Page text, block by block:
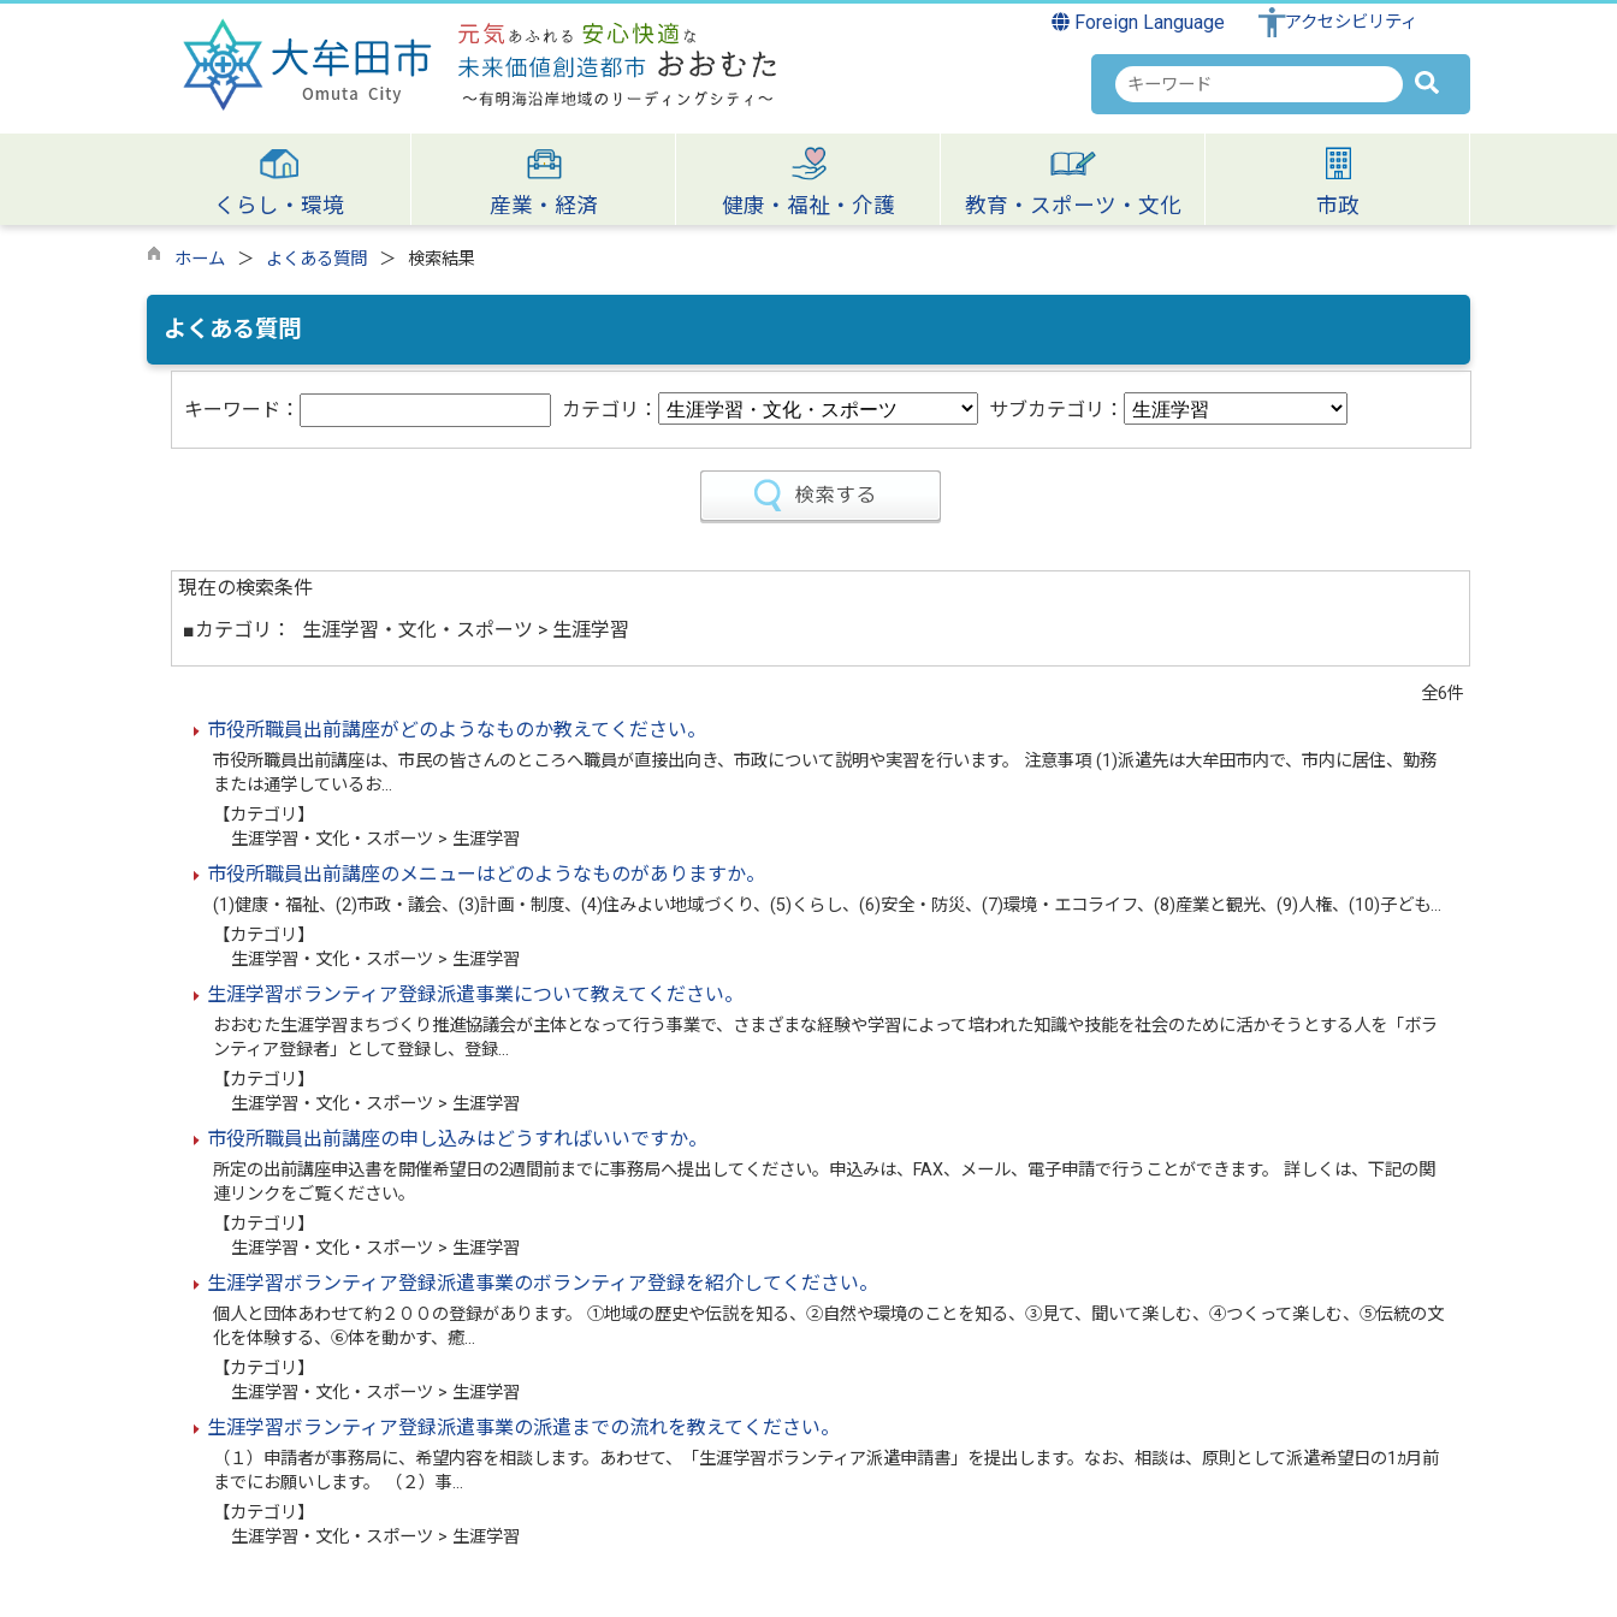
Foreign Language アクセシビリティ
検
索
キ
ワ
ー
くらし・環境 産業・経済 健康・福祉・介護 教育・スポーツ・文化 市政
ホーム よくある質問 検索結果
よくある質問
キーワード： カテゴリ： サブカテゴリ：
現在の検索条件
■カテゴリ：
生涯学習・文化・スポーツ > 生涯学習
全6件
市役所職員出前講座がどのようなものか教えてください。
市役所職員出前講座は、市民の皆さんのところへ職員が直接出向き、市政について説明や実習を行います。 注意事項 (1)派遣先は大牟田市内で、市内に居住、勤務
または通学しているお…
【カテゴリ】
生涯学習・文化・スポーツ > 生涯学習
市役所職員出前講座のメニューはどのようなものがありますか。
(1)健康・福祉、(2)市政・議会、(3)計画・制度、(4)住みよい地域づくり、(5)くらし、(6)安全・防災、(7)環境・エコライフ、(8)産業と観光、(9)人権、(10)子ども…
【カテゴリ】
生涯学習・文化・スポーツ > 生涯学習
生涯学習ボランティア登録派遣事業について教えてください。
おおむた生涯学習まちづくり推進協議会が主体となって行う事業で、さまざまな経験や学習によって培われた知識や技能を社会のために活かそうとする人を「ボラ
ンティア登録者」として登録し、登録…
【カテゴリ】
生涯学習・文化・スポーツ > 生涯学習
市役所職員出前講座の申し込みはどうすればいいですか。
所定の出前講座申込書を開催希望日の2週間前までに事務局へ提出してください。申込みは、FAX、メール、電子申請で行うことができます。 詳しくは、下記の関
連リンクをご覧ください。
【カテゴリ】
生涯学習・文化・スポーツ > 生涯学習
生涯学習ボランティア登録派遣事業のボランティア登録を紹介してください。
個人と団体あわせて約２００の登録があります。 ①地域の歴史や伝説を知る、②自然や環境のことを知る、③見て、聞いて楽しむ、④つくって楽しむ、⑤伝統の文
化を体験する、⑥体を動かす、癒…
【カテゴリ】
生涯学習・文化・スポーツ > 生涯学習
生涯学習ボランティア登録派遣事業の派遣までの流れを教えてください。
（１）申請者が事務局に、希望内容を相談します。あわせて、「生涯学習ボランティア派遣申請書」を提出します。なお、相談は、原則として派遣希望日の1ｶ月前
までにお願いします。 （２）事…
【カテゴリ】
生涯学習・文化・スポーツ > 生涯学習